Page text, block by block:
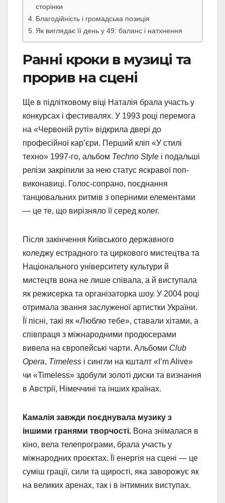
сторінки
Благодійність і громадська позиція
Як виглядає її день у 49: баланс і натхнення
Ранні кроки в музиці та
прорив на сцені
Ще в підлітковому віці Наталія брала участь у
конкурсах і фестивалях. У 1993 році перемога
на «Червоній руті» відкрила двері до
професійної кар’єри. Перший кліп «У стилі
техно» 1997-го, альбом Techno Style і подальші
релізи закріпили за нею статус яскравої поп-
виконавиці. Голос-сопрано, поєднання
танцювальних ритмів з оперними елементами
— це те, що вирізняло її серед колег.
Після закінчення Київського державного
коледжу естрадного та циркового мистецтва та
Національного університету культури й
мистецтв вона не лише співала, а й виступала
як режисерка та організаторка шоу. У 2004 році
отримала звання заслуженої артистки України.
Її пісні, такі як «Люблю тебе», ставали хітами, а
співпраця з міжнародними продюсерами
вивела на європейські чарти. Альбоми Club
Opera, Timeless і сингли на кшталт «I’m Alive»
чи «Timeless» здобули золоті диски та визнання
в Австрії, Німеччині та інших країнах.
Камалія завжди поєднувала музику з
іншими гранями творчості. Вона знімалася в
кіно, вела телепрограми, брала участь у
міжнародних проєктах. Її енергія на сцені — це
суміш грації, сили та щирості, яка заворожує як
на великих аренах, так і в інтимних виступах.